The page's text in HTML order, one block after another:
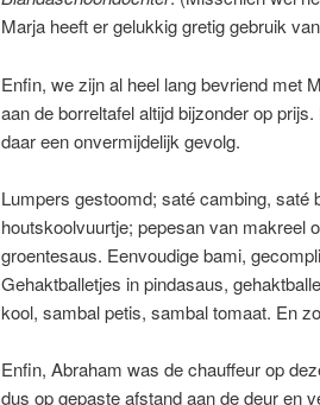
Marja heeft er gelukkig gretig gebruik
Enfin, we zijn al heel lang bevriend met
aan de borreltafel altijd bijzonder op
daar een onvermijdelijk gevolg.
Lumpers gestoomd; saté cambing, saté
houtskoolvuurtje; pepesan van makreel
groentesaus. Eenvoudige bami,
Gehaktballetjes in pindasaus,
kool, sambal petis, sambal tomaat. En
Enfin, Abraham was de chauffeur op
dus op gepaste afstand aan de deur en